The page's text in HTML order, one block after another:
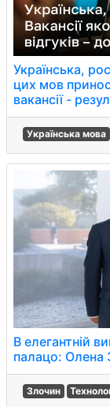
Українська,
цих мов
вакансії -
Українська мова
В елегантній
палацо: Олена
Злочин